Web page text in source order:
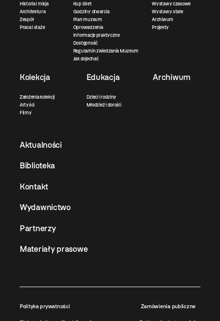
Historia i misja
Architektura
Zespół
Praca i staże
Kup bilet
Godziny otwarcia
Plan muzeum
Oprowadzenia
Informacje praktyczne
Dostępność
Regulamin zwiedzania Muzeum
Jak dojechać
Wystawy czasowe
Wystawy stałe
Archiwum
Projekty
Kolekcja
Założenia kolekcji
Artyści
Filmy
Edukacja
Dzieci i rodziny
Młodzież i dorośli
Archiwum
Aktualności
Biblioteka
Kontakt
Wydawnictwo
Partnerzy
Materiały prasowe
Polityka prywatności Zamówienia publiczne